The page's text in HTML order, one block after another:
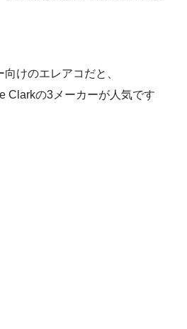
けのエレアコだと、
Clarkの3メーカーが人気です